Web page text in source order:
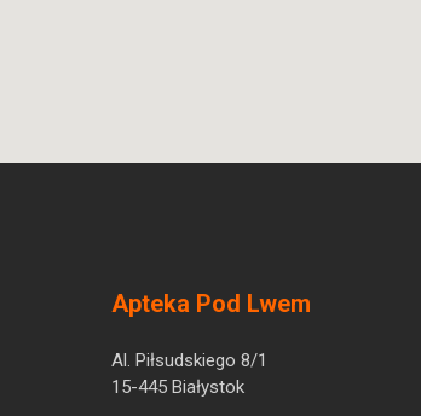
Apteka Pod Lwem
Al. Piłsudskiego 8/1
15-445 Białystok